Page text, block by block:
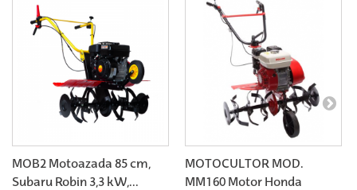
MOB2 Motoazada 85 cm,
Subaru Robin 3,3 kW,...
MOTOCULTOR MOD.
MM160 Motor Honda